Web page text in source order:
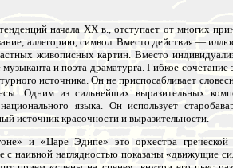
начала XX в., отступает от многих
аллегорию, символ. Вместо действия —
живописных картин. Вместо
и поэта-драматурга. Гибкое
источника. Он не приспосабливает
Одним из сильнейших выразительных
языка. Он использует
источник красочности и выразительности.
и «Царе Эдипе» это орхестра
с наивной наглядностью показаны «движущие